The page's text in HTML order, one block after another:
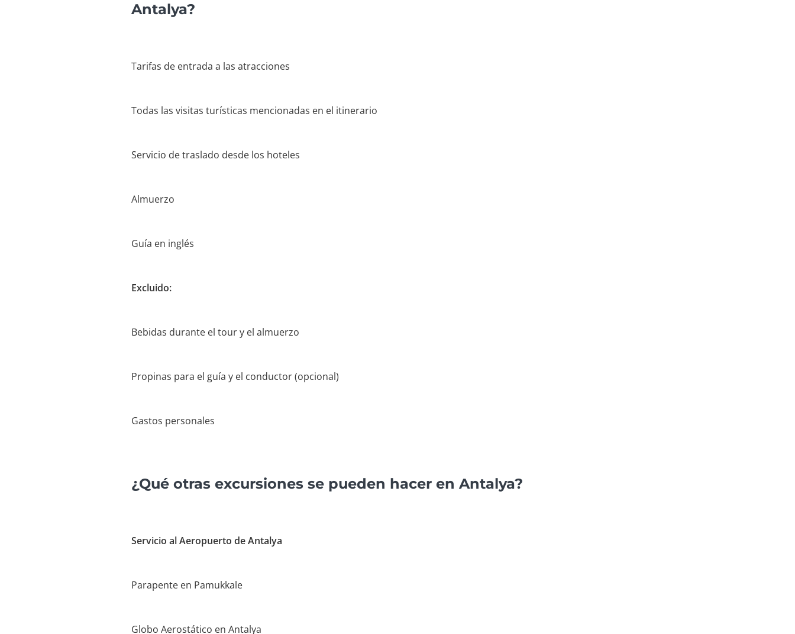
Antalya?
Tarifas de entrada a las atracciones
Todas las visitas turísticas mencionadas en el itinerario
Servicio de traslado desde los hoteles
Almuerzo
Guía en inglés
Excluido:
Bebidas durante el tour y el almuerzo
Propinas para el guía y el conductor (opcional)
Gastos personales
¿Qué otras excursiones se pueden hacer en Antalya?
Servicio al Aeropuerto de Antalya
Parapente en Pamukkale
Globo Aerostático en Antalya